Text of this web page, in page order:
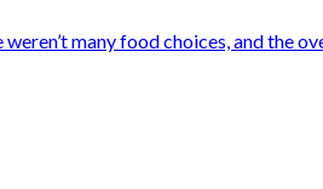
many food choices, and the